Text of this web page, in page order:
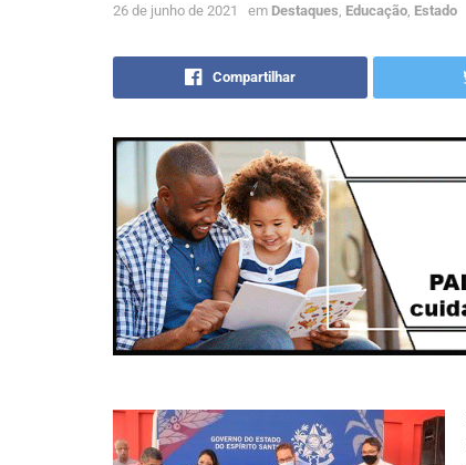
26 de junho de 2021 em Destaques Educação Estado
Compartilhar